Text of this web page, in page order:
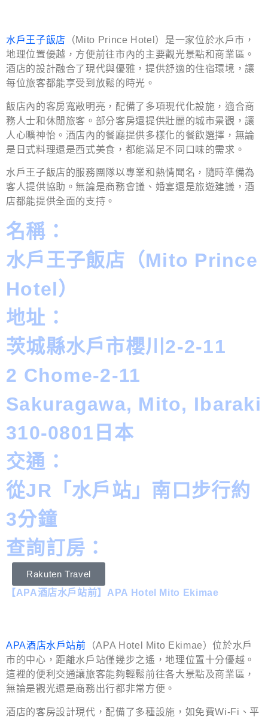
水戶王子飯店 （Mito Prince Hotel）是一家位於水戶市，
地理位置優越，方便前往市內的主要觀光景點和商業區。
酒店的設計融合了現代與優雅，提供舒適的住宿環境，讓
每位旅客都能享受到放鬆的時光。
飯店內的客房寬敞明亮，配備了多項現代化設施，適合商
務人士和休閒旅客。部分客房還提供壯麗的城市景觀，讓
人心曠神怡。酒店內的餐廳提供多樣化的餐飲選擇，無論
是日式料理還是西式美食，都能滿足不同口味的需求。
水戶王子飯店的服務團隊以專業和熱情聞名，隨時準備為
客人提供協助。無論是商務會議、婚宴還是旅遊建議，酒
店都能提供全面的支持。
名稱：
水戶王子飯店（Mito Prince
Hotel）
地址：
茨城縣水戶市櫻川2-2-11
2 Chome-2-11
Sakuragawa, Mito, Ibaraki
310-0801日本
交通：
從JR「水戶站」南口步行約
3分鐘
查詢訂房：
Rakuten Travel
【APA酒店水戶站前】APA Hotel Mito Ekimae
APA酒店水戶站前 （APA Hotel Mito Ekimae）位於水戶
市的中心，距離水戶站僅幾步之遙，地理位置十分優越。
這裡的便利交通讓旅客能夠輕鬆前往各大景點及商業區，
無論是觀光還是商務出行都非常方便。
酒店的客房設計現代，配備了多種設施，如免費Wi-Fi、平